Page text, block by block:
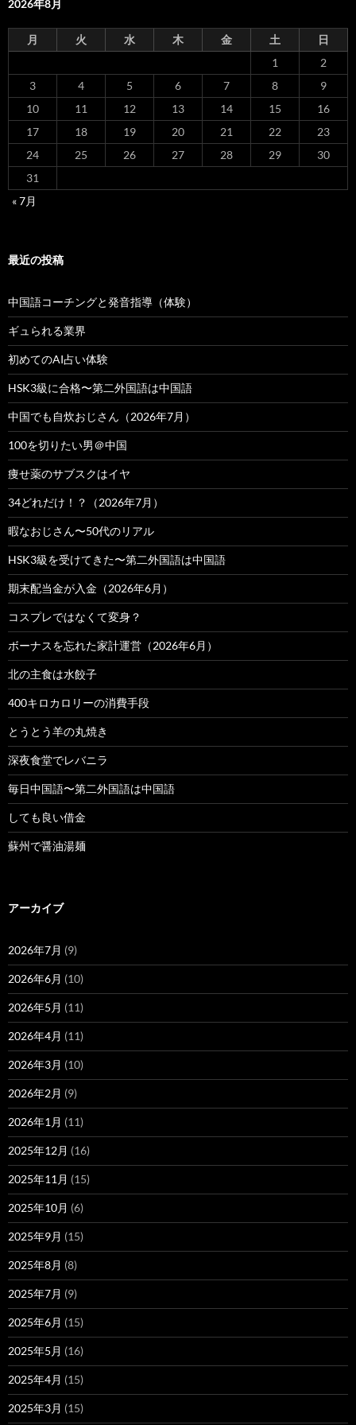
2026年8月
月 火 水 木 金 土
日
1
2
3
4 5 6 7 8
9
10
11 12 13 14 15
16
17
18 19 20 21 22
23
24
25 26 27 28 29
30
31
« 7月
最近の投稿
中国語コーチングと発音指導（体験）
ギュられる業界
初めてのAI占い体験
HSK3級に合格〜第二外国語は中国語
中国でも自炊おじさん（2026年7月）
100を切りたい男＠中国
痩せ薬のサブスクはイヤ
34どれだけ！？（2026年7月）
暇なおじさん〜50代のリアル
HSK3級を受けてきた〜第二外国語は中国語
期末配当金が入金（2026年6月）
コスプレではなくて変身？
ボーナスを忘れた家計運営（2026年6月）
北の主食は水餃子
400キロカロリーの消費手段
とうとう羊の丸焼き
深夜食堂でレバニラ
毎日中国語〜第二外国語は中国語
しても良い借金
蘇州で醤油湯麺
アーカイブ
2026年7月 (9)
2026年6月 (10)
2026年5月 (11)
2026年4月 (11)
2026年3月 (10)
2026年2月 (9)
2026年1月 (11)
2025年12月 (16)
2025年11月 (15)
2025年10月 (6)
2025年9月 (15)
2025年8月 (8)
2025年7月 (9)
2025年6月 (15)
2025年5月 (16)
2025年4月 (15)
2025年3月 (15)